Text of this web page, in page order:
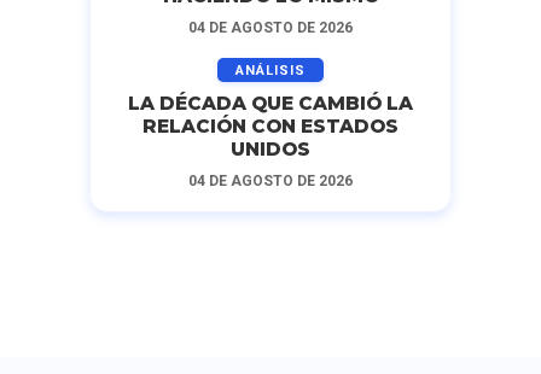
04 DE AGOSTO DE 2026
ANÁLISIS
LA DÉCADA QUE CAMBIÓ LA
RELACIÓN CON ESTADOS
UNIDOS
04 DE AGOSTO DE 2026